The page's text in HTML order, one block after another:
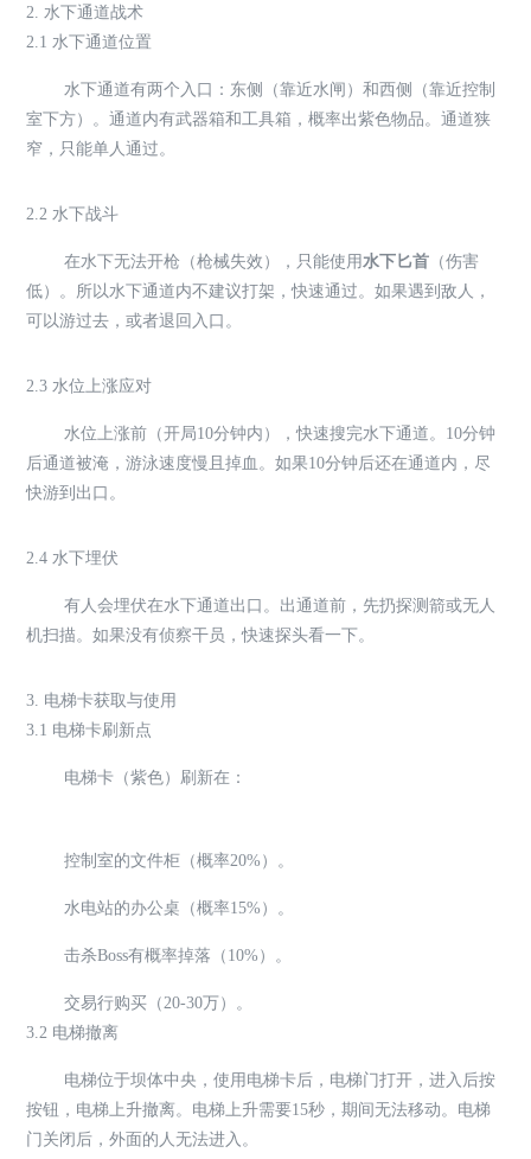
2. 水下通道战术
2.1 水下通道位置
水下通道有两个入口：东侧（靠近水闸）和西侧（靠近控制
室下方）。通道内有武器箱和工具箱，概率出紫色物品。通道狭
窄，只能单人通过。
2.2 水下战斗
在水下无法开枪（枪械失效），只能使用水下匕首 （伤害
低）。所以水下通道内不建议打架，快速通过。如果遇到敌人，
可以游过去，或者退回入口。
2.3 水位上涨应对
水位上涨前（开局10分钟内），快速搜完水下通道。10分钟
后通道被淹，游泳速度慢且掉血。如果10分钟后还在通道内，尽
快游到出口。
2.4 水下埋伏
有人会埋伏在水下通道出口。出通道前，先扔探测箭或无人
机扫描。如果没有侦察干员，快速探头看一下。
3. 电梯卡获取与使用
3.1 电梯卡刷新点
电梯卡（紫色）刷新在：
控制室的文件柜（概率20%）。
水电站的办公桌（概率15%）。
击杀Boss有概率掉落（10%）。
交易行购买（20-30万）。
3.2 电梯撤离
电梯位于坝体中央，使用电梯卡后，电梯门打开，进入后按
按钮，电梯上升撤离。电梯上升需要15秒，期间无法移动。电梯
门关闭后，外面的人无法进入。